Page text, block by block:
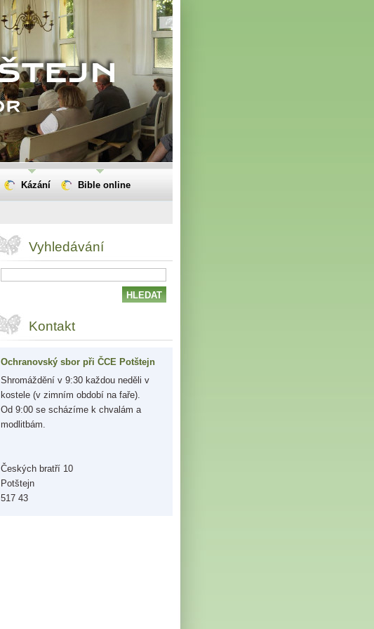
Vyhledávání
Kontakt
Ochranovský sbor při ČCE Potštejn
Shromáždění v 9:30 každou neděli v
kostele (v zimním období na faře).
Od 9:00 se scházíme k chvalám a
modlitbám.
Českých bratří 10
Potštejn
517 43
Kázání Bible online